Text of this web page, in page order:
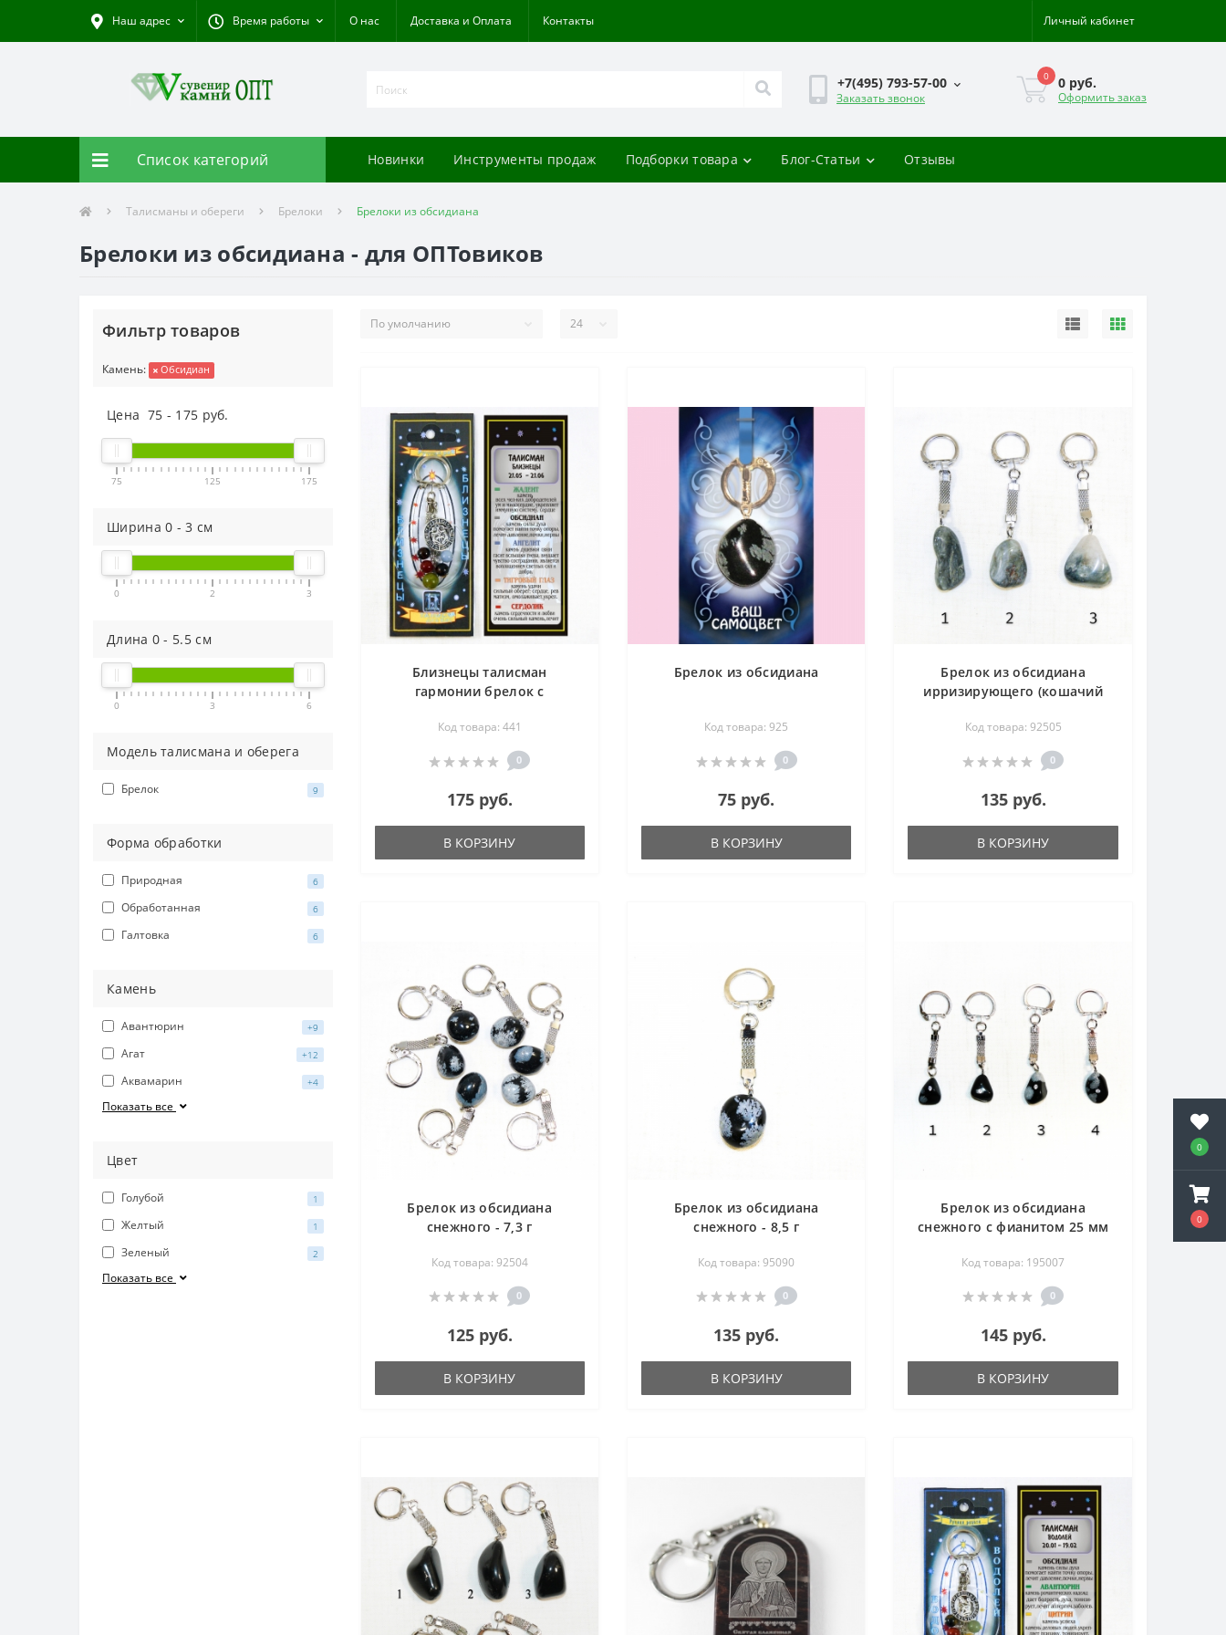
0
0
Наш адрес Время работы О нас Доставка и Оплата Контакты Личный кабинет
+7(495) 793-57-00
Заказать звонок
0 0 руб.
Оформить заказ
Список категорий Новинки Инструменты продаж Подборки товара Блог-Статьи Отзывы
Талисманы и обереги Брелоки Брелоки из обсидиана
Брелоки из обсидиана - для ОПТовиков
Фильтр товаров
Камень: Обсидиан
Цена 75 - 175 руб.
75 125 175
Ширина0 -3 см
0 2 3
Длина 0 - 5.5см
0 3 6
Модель талисмана и оберега
Брелок 9
Форма обработки
Природная 6
Обработанная 6
Галтовка 6
Камень
Авантюрин +9
Агат +12
Аквамарин +4
Показать все
Цвет
Голубой 1
Желтый 1
Зеленый 2
Показать все
Близнецы талисман
гармонии брелок с
жадеит, обсидиан, ангелит,
тигровый глаз, сердолик
Код товара: 441
0
175 руб.
В КОРЗИНУ
Брелок из обсидиана
Код товара: 925
0
75 руб.
В КОРЗИНУ
Брелок из обсидиана
ирризирующего (кошачий
Код товара: 92505
0
135 руб.
В КОРЗИНУ
Брелок из обсидиана
снежного - 7,3 г
Код товара: 92504
0
125 руб.
В КОРЗИНУ
Брелок из обсидиана
снежного - 8,5 г
Код товара: 95090
0
135 руб.
В КОРЗИНУ
Брелок из обсидиана
снежного с фианитом 25 мм
Код товара: 195007
0
145 руб.
В КОРЗИНУ